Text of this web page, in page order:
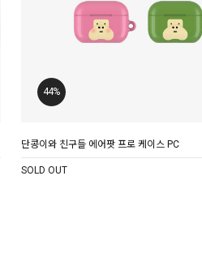
44%
단콩이와 친구들 에어팟 프로 케이스 PC
SOLD OUT